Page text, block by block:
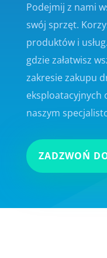
Podejmij z nami
swój sprzęt.
produktów i
gdzie załatwisz
zakresie zakupu
eksploatacyjnych
naszym
ZADZWOŃ